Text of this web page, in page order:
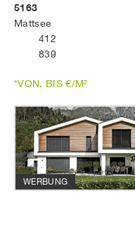
5163
Mattsee
412
839
*VON, BIS €/M²
WERBUNG